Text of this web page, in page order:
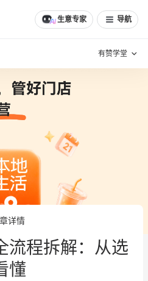
生意专家 导航
有赞学堂
增长方法
有赞专家说
新零售最佳实践
新零售茶会
详情
流程拆解：从选
懂